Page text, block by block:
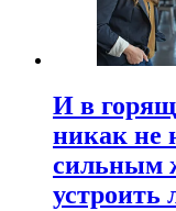
И в
никак не
сильным
устроить